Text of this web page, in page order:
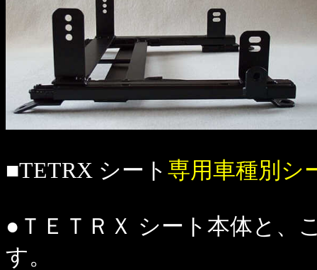
■TETRX シート 専用車種別シ
●ＴＥＴＲＸ シート本体と、
す。